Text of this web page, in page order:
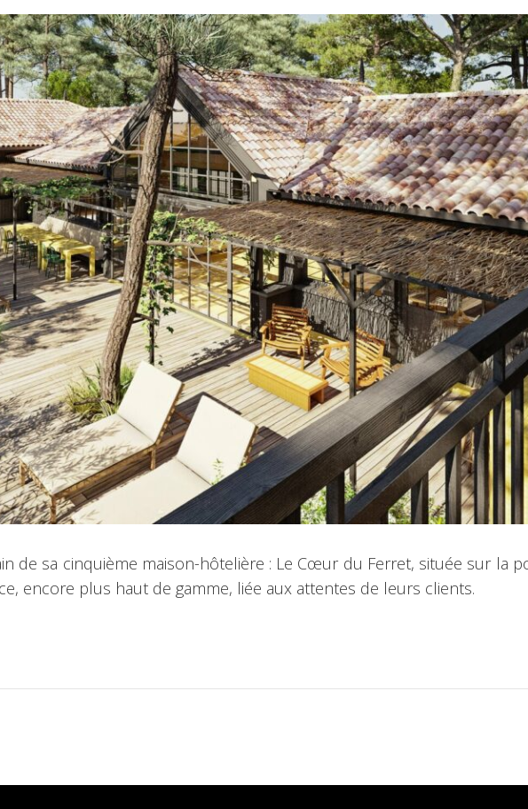
de sa cinquième maison-hôtelière : Le Cœur du Ferret, située sur la
encore plus haut de gamme, liée aux attentes de leurs clients.